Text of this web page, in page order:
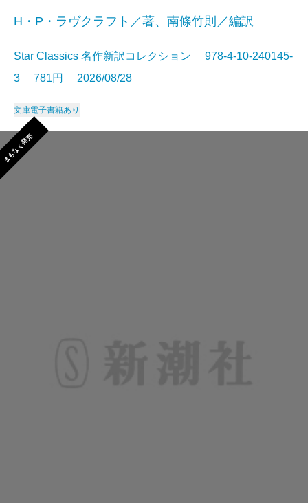
H・P・ラヴクラフト／著、南條竹則／編訳
Star Classics 名作新訳コレクション 978-4-10-240145-
3 781円 2026/08/28
文庫電子書籍あり
まもなく発売